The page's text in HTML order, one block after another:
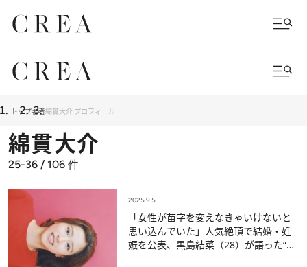
トップ著者綿貫大介 プロフィール
綿貫大介
25-36 / 106 件
2025.9.5
「女性が苗字を変えなきゃいけないと
思い込んでいた」人気絶頂で結婚・妊
娠を公表、黒島結菜（28）が語った“選